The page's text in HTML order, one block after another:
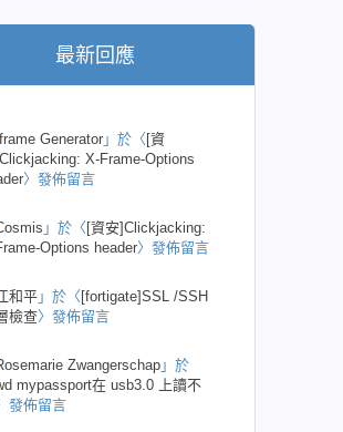
最新回應
Generator 」於〈[資
X-Frame-Options
〉發佈留言
」於〈[資安]Clickjacking:
Options header〉發佈留言
和平 」於〈[fortigate]SSL /SSH
檢查〉發佈留言
Zwangerschap 」於
mypassport在 usb3.0 上讀不
發佈留言